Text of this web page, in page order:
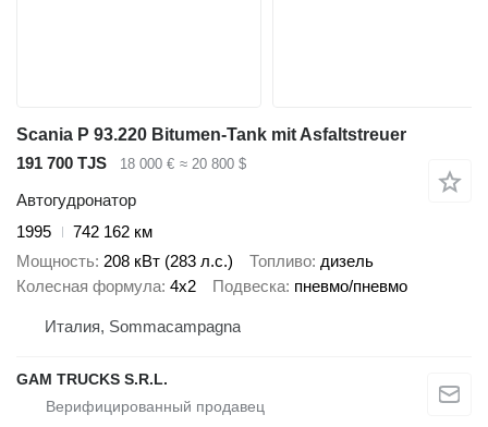
Scania P 93.220 Bitumen-Tank mit Asfaltstreuer
191 700 TJS
18 000 € ≈ 20 800 $
Автогудронатор
1995
742 162 км
Мощность 208 кВт (283 л.с.) Топливо дизель
Колесная формула 4x2 Подвеска пневмо/пневмо
Италия, Sommacampagna
GAM TRUCKS S.R.L.